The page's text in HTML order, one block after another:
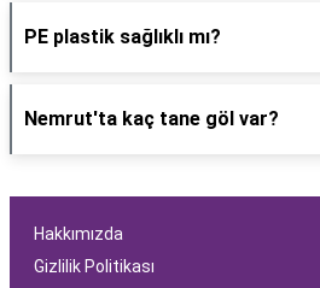
PE plastik sağlıklı mı?
Nemrut'ta kaç tane göl var?
Hakkımızda
Gizlilik Politikası